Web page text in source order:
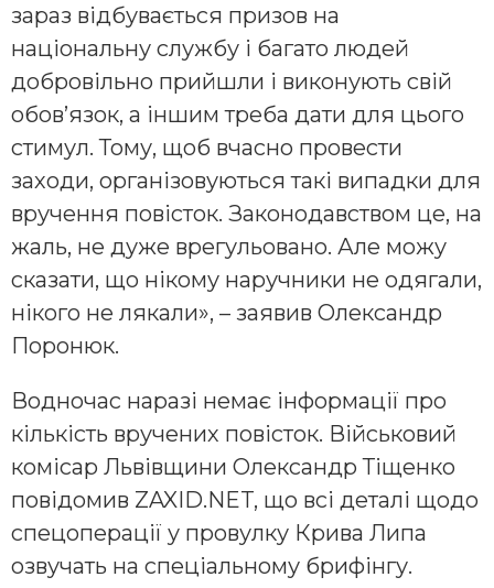
зараз відбувається призов на
національну службу і багато людей
добровільно прийшли і виконують свій
обов’язок, а іншим треба дати для цього
стимул. Тому, щоб вчасно провести
заходи, організовуються такі випадки для
вручення повісток. Законодавством це, на
жаль, не дуже врегульовано. Але можу
сказати, що нікому наручники не одягали,
нікого не лякали», – заявив Олександр
Поронюк.
Водночас наразі немає інформації про
кількість вручених повісток. Військовий
комісар Львівщини Олександр Тіщенко
повідомив ZAXID.NET, що всі деталі щодо
спецоперації у провулку Крива Липа
озвучать на спеціальному брифінгу.